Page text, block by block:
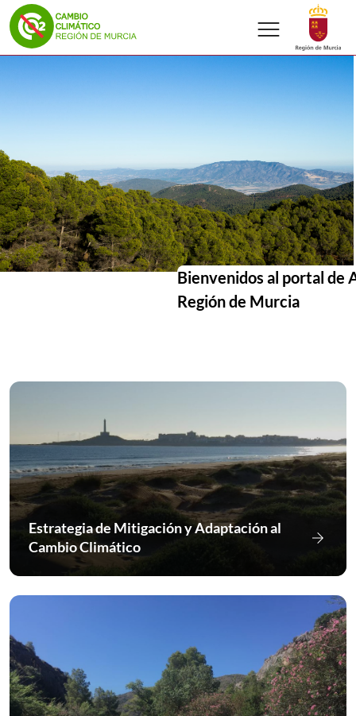
Cambio climático Inicio
Volver a
Ir a
menu
Bienvenidos al portal de
Región de Murcia
Estrategia de Mitigación y Adaptación al
Cambio Climático
Ir a
arrow_forward